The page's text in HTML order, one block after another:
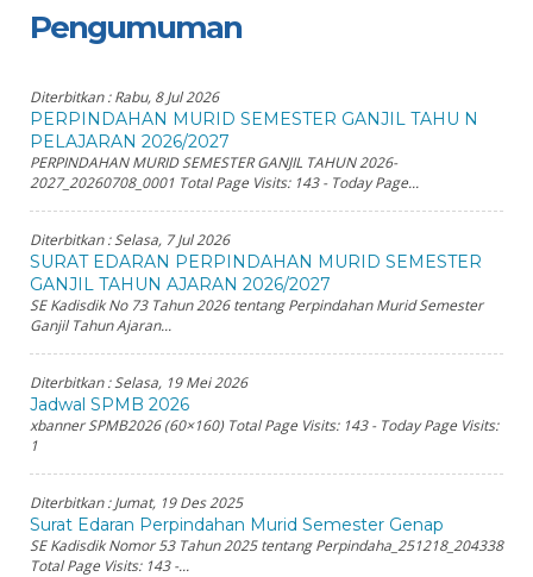
Pengumuman
Diterbitkan :Rabu, 8 Jul 2026
PERPINDAHAN MURID SEMESTER GANJIL TAHU N
PELAJARAN 2026/2027
PERPINDAHAN MURID SEMESTER GANJIL TAHUN 2026-
2027_20260708_0001 Total Page Visits: 143 - Today Page...
Diterbitkan :Selasa, 7 Jul 2026
SURAT EDARAN PERPINDAHAN MURID SEMESTER
GANJIL TAHUN AJARAN 2026/2027
SE Kadisdik No 73 Tahun 2026 tentang Perpindahan Murid Semester
Ganjil Tahun Ajaran...
Diterbitkan :Selasa, 19 Mei 2026
Jadwal SPMB 2026
xbanner SPMB2026 (60×160) Total Page Visits: 143 - Today Page Visits:
1
Diterbitkan :Jumat, 19 Des 2025
Surat Edaran Perpindahan Murid Semester Genap
SE Kadisdik Nomor 53 Tahun 2025 tentang Perpindaha_251218_204338
Total Page Visits: 143 -...